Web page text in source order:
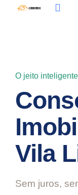
O jeito
Vila
Sem juros,